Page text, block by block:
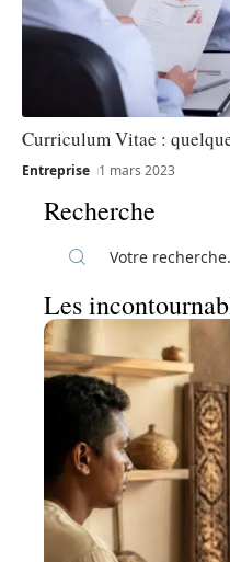
Curriculum Vitae :
Entreprise 1 mars 2023
Recherche
Les